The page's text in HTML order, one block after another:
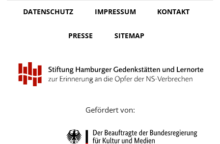
DATENSCHUTZ IMPRESSUM KONTAKT
PRESSE SITEMAP
Gefördert von: